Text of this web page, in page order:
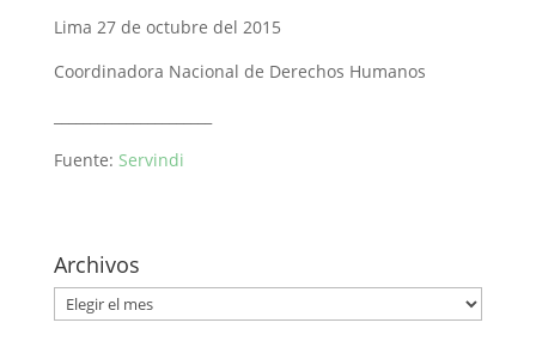
Lima 27 de octubre del 2015
Coordinadora Nacional de Derechos Humanos
Fuente: Servindi
Archivos
Archivos